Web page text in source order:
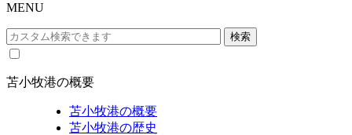
MENU
苫小牧港の概要
苫小牧港の概要
苫小牧港の歴史